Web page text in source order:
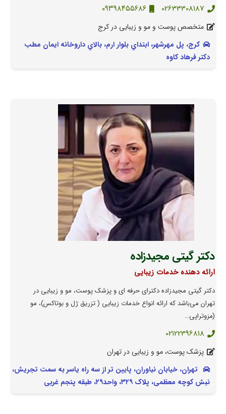
02633308187 ۰۹۳۹۸۴۵۵۶۸۶
متخصص پوست و مو و زیبایی در کرج
کرج، پل مهرشهر، ابتداي بلوار ارم، بالاي داروخانه ايمان مطب
دکتر فرهاد کاوه
دکتر گیتی مجیدزاده
ارائه دهنده خدمات زیبایی
دکتر گیتی مجیدزاده دکترای حرفه ای و پزشک پوست، مو و زیبایی در
تهران می‌باشد که ارائه انواع خدمات زیبایی ( تزریق ژل و بوتاکس)، مو
(مزوتراپی…
02122396818
پزشک پوست، مو و زیبایی در تهران
تهران، خیابان نیاوران، پایین تر از سه راه یاسر به سمت تجریش،
نبش کوچه معظمی، پلاک ۳۲۹، واحد۲۹، طبقه پنجم غربی